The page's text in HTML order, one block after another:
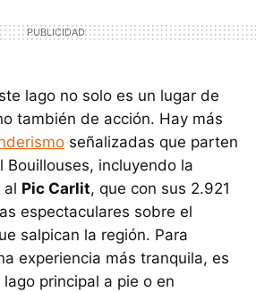
lago no solo es un lugar de
también de acción. Hay más
señalizadas que parten
Bouillouses, incluyendo la
al Pic Carlit, que con sus 2.921
espectaculares sobre el
salpican la región. Para
experiencia más tranquila, es
principal a pie o en